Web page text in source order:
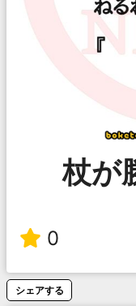
杖が
0
シェアする